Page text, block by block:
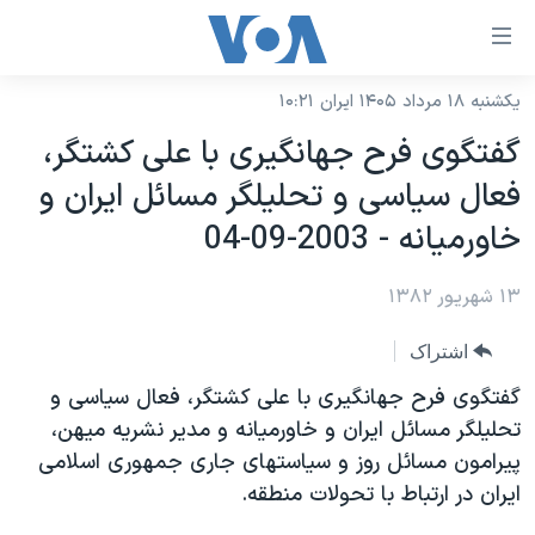
لینکهای
دسترسی
جهش
محتوای
اصلی
صفحه
جهش
به
جستجو
نسخه سبک وب‌سایت
موضوع ها
ایران
آمریکا
جهان
ورزشی
گزیده‌ها
ویژه برنامه‌ها
برنامه های تلویزیونی
جدول برنامه ها
صفحه‌های ویژه
جام جهانی ۲۰۲۶
عملیات خشم حماسی
۲۵۰سالگی آمریکا
فرکانس‌های صدای آمریکا
پخش رادیویی
یادگیری زبان انگلیسی
یکشنبه ۱۸ مرداد ۱۴۰۵ ایران ۱۰:۲۱
گفتگوی فرح جهانگيری با علی کشتگر،
فعال سياسی و تحليلگر مسائل ايران و
خاورميانه - 2003-09-04
۱۳ شهریور ۱۳۸۲
اشتراک
گفتگوی فرح جهانگيری با علی کشتگر، فعال سياسی و
تحليلگر مسائل ايران و خاورميانه و مدير نشريه ميهن،
پيرامون مسائل روز و سياستهای جاری جمهوری اسلامی
ايران در ارتباط با تحولات منطقه.